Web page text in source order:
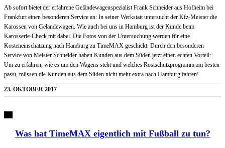
Ab sofort bietet der erfahrene Geländewagenspezialist Frank Schneider aus Hofheim bei
Frankfurt einen besonderen Service an: In seiner Werkstatt untersucht der Kfz-Meister die
Karossen von Geländewagen. Wie auch bei uns in Hamburg ist der Kunde beim
Karosserie-Check mit dabei. Die Fotos von der Untersuchung werden für eine
Kosteneinschätzung nach Hamburg zu TimeMAX geschickt. Durch den besonderen
Service von Meister Schneider haben Kunden aus dem Süden jetzt einen echten Vorteil:
Um zu erfahren, wie es um den Wagens steht und welches Rostschutzprogramm am besten
passt, müssen die Kunden aus dem Süden nicht mehr extra nach Hamburg fahren!
23. OKTOBER 2017
Was hat TimeMAX eigentlich mit Fußball zu tun?